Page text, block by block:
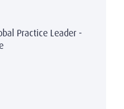
Practice Leader -